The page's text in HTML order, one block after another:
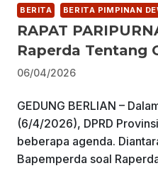
BERITA BERITA PIMPINAN
RAPAT
Raperda Tentang
06/04/2026
GEDUNG BERLIAN –
(6/4/2026), DPRD
beberapa agenda.
Bapemperda soal